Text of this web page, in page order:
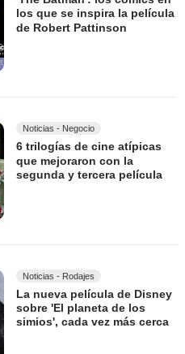
los que se inspira la película
de Robert Pattinson
Noticias - Negocio
6 trilogías de cine atípicas
que mejoraron con la
segunda y tercera película
Noticias - Rodajes
La nueva película de Disney
sobre 'El planeta de los
simios', cada vez más cerca